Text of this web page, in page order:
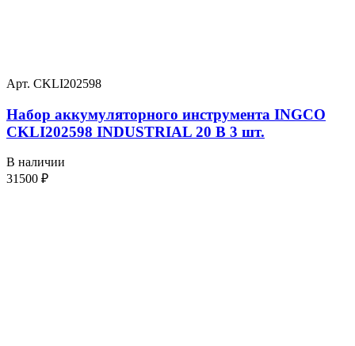
Арт. CKLI202598
Набор аккумуляторного инструмента INGCO
CKLI202598 INDUSTRIAL 20 В 3 шт.
В наличии
31500 ₽